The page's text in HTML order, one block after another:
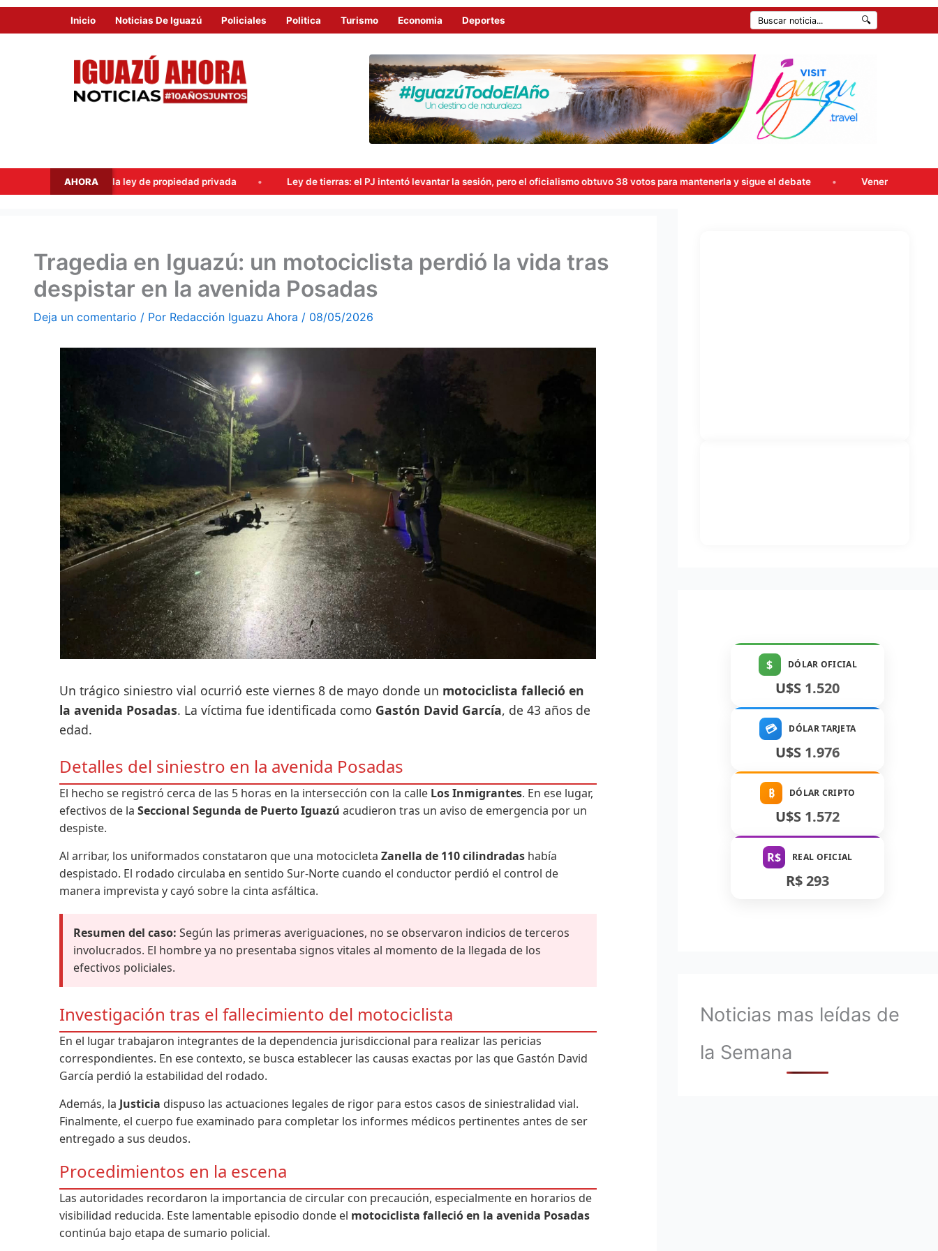
Inicio Noticias De Iguazú Policiales Politica Turismo Economia Deportes 🔍
AHORA
propiedad privada Ley de tierras: el PJ intentó levantar la sesión, pero el oficialismo obtuvo 38 votos para mantenerla y sigue el debate Veneno en las calles de Iguazú: atrapan a
Tragedia en Iguazú: un motociclista perdió la vida tras
despistar en la avenida Posadas
Deja un comentario / Por Redacción Iguazu Ahora / 08/05/2026
Un trágico siniestro vial ocurrió este viernes 8 de mayo donde un motociclista falleció en
la avenida Posadas. La víctima fue identificada como Gastón David García, de 43 años de
edad.
Detalles del siniestro en la avenida Posadas
El hecho se registró cerca de las 5 horas en la intersección con la calle Los Inmigrantes. En ese lugar,
efectivos de laSeccional Segunda de Puerto Iguazú acudieron tras un aviso de emergencia por un
despiste.
Al arribar, los uniformados constataron que una motocicletaZanella de 110 cilindradas había
despistado. El rodado circulaba en sentido Sur-Norte cuando el conductor perdió el control de
manera imprevista y cayó sobre la cinta asfáltica.
Resumen del caso: Según las primeras averiguaciones, no se observaron indicios de terceros
involucrados. El hombre ya no presentaba signos vitales al momento de la llegada de los
efectivos policiales.
Investigación tras el fallecimiento del motociclista
En el lugar trabajaron integrantes de la dependencia jurisdiccional para realizar las pericias
correspondientes. En ese contexto, se busca establecer las causas exactas por las que Gastón David
García perdió la estabilidad del rodado.
Además, la Justicia dispuso las actuaciones legales de rigor para estos casos de siniestralidad vial.
Finalmente, el cuerpo fue examinado para completar los informes médicos pertinentes antes de ser
entregado a sus deudos.
Procedimientos en la escena
Las autoridades recordaron la importancia de circular con precaución, especialmente en horarios de
visibilidad reducida. Este lamentable episodio donde el motociclista falleció en la avenida Posadas
continúa bajo etapa de sumario policial.
$ DÓLAR OFICIAL
U$S 1.520
💳 DÓLAR TARJETA
U$S 1.976
₿ DÓLAR CRIPTO
U$S 1.572
R$ REAL OFICIAL
R$ 293
Noticias mas leídas de
la Semana